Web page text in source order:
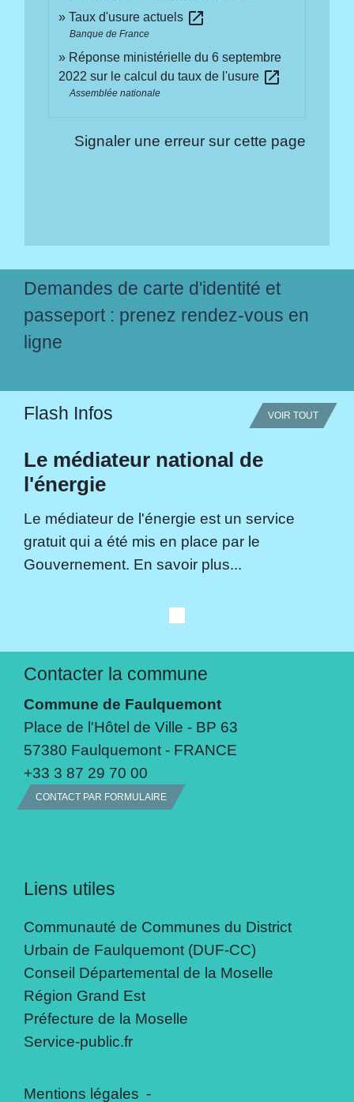
Taux d'usure actuels open_in_new
Banque de France
Réponse ministérielle du 6 septembre
2022 sur le calcul du taux de l'usure open_in_new
Assemblée nationale
Signaler une erreur sur cette page
Demandes de carte d'identité et
passeport : prenez rendez-vous en
ligne
Flash Infos VOIR TOUT
Le médiateur national de
l'énergie
Le médiateur de l'énergie est un service
gratuit qui a été mis en place par le
Gouvernement. En savoir plus...
Contacter la commune
Commune de Faulquemont
Place de l'Hôtel de Ville - BP 63
57380 Faulquemont - FRANCE
+33 3 87 29 70 00
CONTACT PAR FORMULAIRE
Liens utiles
Communauté de Communes du District
Urbain de Faulquemont (DUF-CC)
Conseil Départemental de la Moselle
Région Grand Est
Préfecture de la Moselle
Service-public.fr
Mentions légales -